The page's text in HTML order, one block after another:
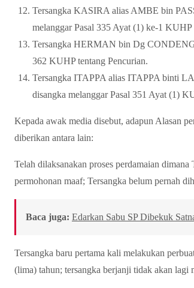
Tersangka KASIRA alias AMBE bin
melanggar Pasal 335 Ayat (1) ke-1 KUHP
Tersangka HERMAN bin Dg CONDENG
362 KUHP tentang Pencurian.
Tersangka ITAPPA alias ITAPPA binti
disangka melanggar Pasal 351 Ayat (1)
Kepada awak media disebut, adapun Alasan
diberikan antara lain:
Telah dilaksanakan proses perdamaian
permohonan maaf; Tersangka belum pernah
Baca juga: Edarkan Sabu SP Dibekuk
Tersangka baru pertama kali melakukan
(lima) tahun; tersangka berjanji tidak akan lagi